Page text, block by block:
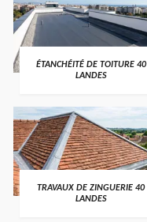
ÉTANCHÉITÉ DE TOITURE 40
LANDES
TRAVAUX DE ZINGUERIE 40
LANDES